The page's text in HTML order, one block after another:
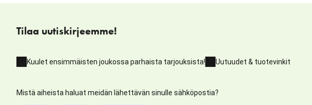
Tilaa uutiskirjeemme!
Kuulet ensimmäisten joukossa parhaista tarjouksista! Uutuudet & tuotevinkit
Mistä aiheista haluat meidän lähettävän sinulle sähköpostia?